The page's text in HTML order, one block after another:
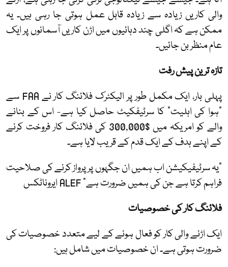
والی کاریں زیادہ سے زیادہ قابل عمل ہوتی جا رہی ہیں۔ یہ
ممکن ہے کہ اگلی چند دہائیوں میں اڑن کاریں آسمانوں پر ایک
عام منظر بن جائیں۔
تازہ ترین پیش رفت
پہلی بار، ایک مکمل طور پر الیکٹرک فلائنگ کار نے FAA سے
"ہوا کی اہلیت" کا سرٹیفکیٹ حاصل کیا ہے- اس کے بنانے
والے کو امریکہ میں $300,000 کی فلائنگ کار فروخت کرنے
کے اپنے ہدف کے ایک قدم کے قریب لایا ہے۔
"یہ سرٹیفیکیشن اب ہمیں ان جگہوں پر پرواز کرنے کی صلاحیت
فراہم کرتا ہے جن کی ہمیں ضرورت ہے" ALEF ایروناٹکس
فلائنگ کار کی خصوصیات
ایک اڑنے والی کار کو فعال ہونے کے لیے متعدد خصوصیات کی
ضرورت ہوتی ہے۔ ان خصوصیات میں شامل ہیں: